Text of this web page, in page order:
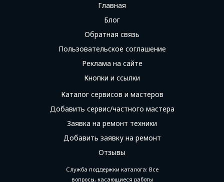
Главная
Блог
Обратная связь
Пользовательское соглашение
Реклама на сайте
Кнопки и ссылки
Каталог сервисов и мастеров
Добавить сервис/частного мастера
Заявка на ремонт техники
Добавить заявку на ремонт
Отзывы
Служба поддержки каталога: Все
вопросы, касающиеся работы